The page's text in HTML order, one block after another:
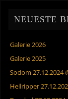
NEUESTE
Galerie 2026
Galerie 2025
Sodom 27.12.2024
Hellripper